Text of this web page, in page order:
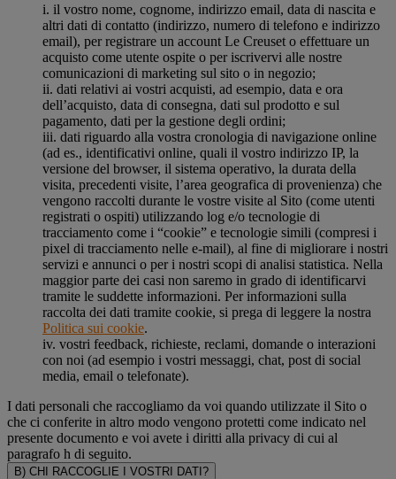
i. il vostro nome, cognome, indirizzo email, data di nascita e
altri dati di contatto (indirizzo, numero di telefono e indirizzo
email), per registrare un account Le Creuset o effettuare un
acquisto come utente ospite o per iscrivervi alle nostre
comunicazioni di marketing sul sito o in negozio;
ii. dati relativi ai vostri acquisti, ad esempio, data e ora
dell’acquisto, data di consegna, dati sul prodotto e sul
pagamento, dati per la gestione degli ordini;
iii. dati riguardo alla vostra cronologia di navigazione online
(ad es., identificativi online, quali il vostro indirizzo IP, la
versione del browser, il sistema operativo, la durata della
visita, precedenti visite, l’area geografica di provenienza) che
vengono raccolti durante le vostre visite al Sito (come utenti
registrati o ospiti) utilizzando log e/o tecnologie di
tracciamento come i “cookie” e tecnologie simili (compresi i
pixel di tracciamento nelle e-mail), al fine di migliorare i nostri
servizi e annunci o per i nostri scopi di analisi statistica. Nella
maggior parte dei casi non saremo in grado di identificarvi
tramite le suddette informazioni. Per informazioni sulla
raccolta dei dati tramite cookie, si prega di leggere la nostra
Politica sui cookie.
iv. vostri feedback, richieste, reclami, domande o interazioni
con noi (ad esempio i vostri messaggi, chat, post di social
media, email o telefonate).
I dati personali che raccogliamo da voi quando utilizzate il Sito o
che ci conferite in altro modo vengono protetti come indicato nel
presente documento e voi avete i diritti alla privacy di cui al
paragrafo h di seguito.
B) CHI RACCOGLIE I VOSTRI DATI?